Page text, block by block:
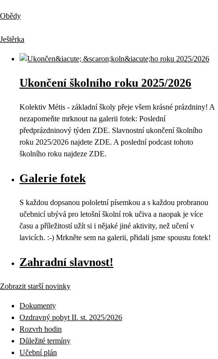
Obědy
Ještěrka
Ukončení školního roku 2025/2026
Kolektiv Métis - základní školy přeje všem krásné prázdniny! A
nezapomeňte mrknout na galerii fotek: Poslední
předprázdninový týden ZDE. Slavnostní ukončení školního
roku 2025/2026 najdete ZDE. A poslední podcast tohoto
školního roku najdeze ZDE.
Galerie fotek
S každou dopsanou pololetní písemkou a s každou probranou
učebnicí ubývá pro letošní školní rok učiva a naopak je více
času a příležitostí užít si i nějaké jiné aktivity, než učení v
lavicích. :-) Mrkněte sem na galerii, přidali jsme spoustu fotek!
Zahradní slavnost!
Zobrazit starší novinky
Dokumenty
Ozdravný pobyt II. st. 2025/2026
Rozvrh hodin
Důležité termíny
Učební plán